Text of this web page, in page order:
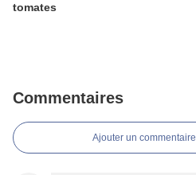
tomates
Commentaires
Ajouter un commentaire